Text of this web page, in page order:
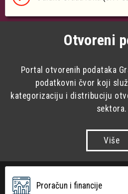
Otvoreni
Portal otvorenih podataka
podatkovni čvor koji
kategorizaciju i distribuciju
sektora.
Više
Proračun i financije